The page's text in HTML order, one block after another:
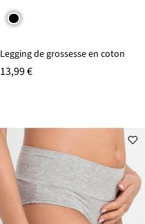
Legging de grossesse en coton
13,99 €